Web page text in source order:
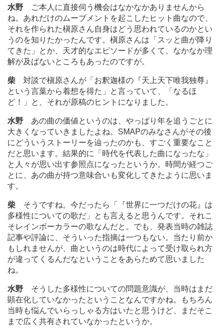
水野 ご本人に直接伺う機会はなかなかありませんから
ね。あれだけのムーブメントを起こしたヒット曲なので、
それを作られた槇原さん自身はどう思われているのかとい
うのを知りたかったんです。槇原さんは「スッと曲が降り
てきた」とか、天才的なエピソードが多くて、なかなか理
解が及ばないところもあったのですが。
柴 対談で槇原さんが「お釈迦様の『天上天下唯我独尊』
という言葉から着想を得た」と言っていて、「なるほ
ど！」と、それが原稿のヒントになりました。
水野 あの曲の価値というのは、やっぱり年を追うごとに
大きくなっていきましたよね。SMAPのみなさんがその後
にどういうストーリーを辿ったのかも、すごく重要なこと
だと思います。結果的に「時代を代表した曲になったな」
と人々が思い出す参照点になったというか。時間が経つご
とに、あの曲が持つ意味合いも変化してきたように思いま
す。
柴 そうですね。今だったら「『世界に一つだけの花』は
多様性についての歌だ」とも言えると思うんです。それこ
そレインボーカラーの歌なんだと。でも、発表当時の雑誌
記事や評論に、そういった指摘は一つもない。当たり前か
もしれませんが、曲というのは時代によって受け取られ方
が違ってくるんだなということをあらためて思いました
ね。
水野 そうした多様性についての問題意識が、当時はまだ
顕在化していなかったということなんですかね。もちろん
当時も悩んでいらっしゃる方はいたと思うけど、まだそこ
まで広く共有されていなかったというか。